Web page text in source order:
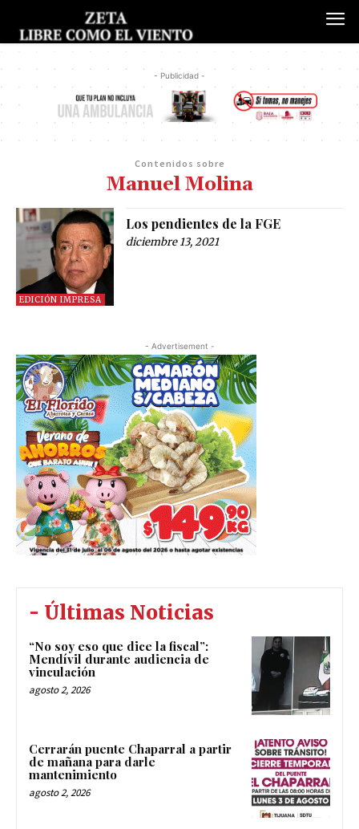
- Publicidad -
Contenidos sobre
Manuel Molina
EDICIÓN IMPRESA
Los pendientes de la FGE
diciembre 13, 2021
- Advertisement -
- Últimas Noticias
“No soy eso que dice la fiscal”:
Mendívil durante audiencia de
vinculación
agosto 2, 2026
Cerrarán puente Chaparral a partir
de mañana para darle
mantenimiento
agosto 2, 2026